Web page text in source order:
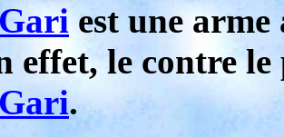
est une arme
effet, le contre
.